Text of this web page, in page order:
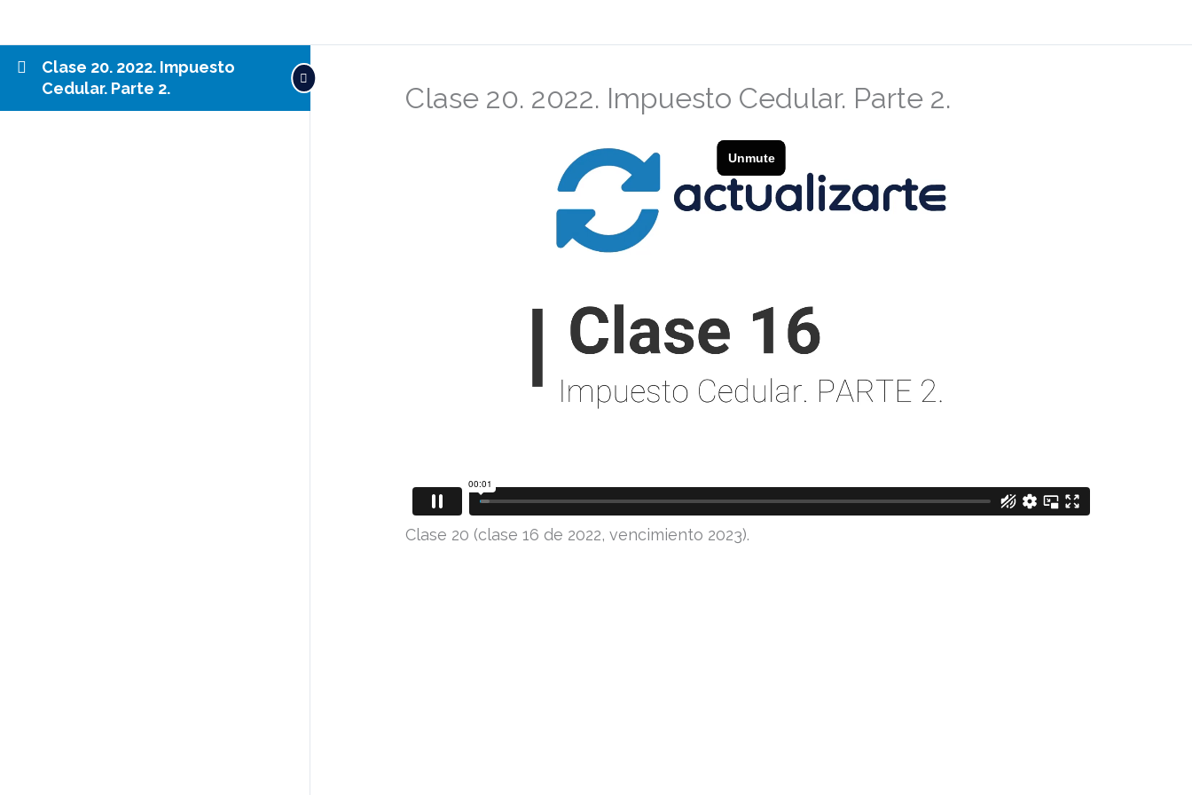
Clase 20. 2022. Impuesto
Cedular. Parte 2.
Clase 20. 2022. Impuesto Cedular. Parte 2.
Clase 20 (clase 16 de 2022, vencimiento 2023).